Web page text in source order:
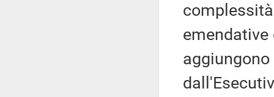
emendative